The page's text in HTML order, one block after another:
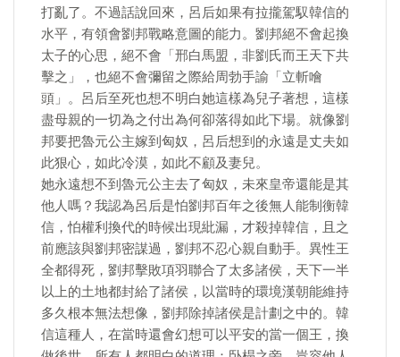
打亂了。不過話說回來，呂后如果有拉攏駕馭韓信的
水平，有領會劉邦戰略意圖的能力。劉邦絕不會起換
太子的心思，絕不會「邢白馬盟，非劉氏而王天下共
擊之」，也絕不會彌留之際給周勃手諭「立斬噲
頭」。呂后至死也想不明白她這樣為兒子著想，這樣
盡母親的一切為之付出為何卻落得如此下場。就像劉
邦要把魯元公主嫁到匈奴，呂后想到的永遠是丈夫如
此狠心，如此冷漠，如此不顧及妻兒。
​她永遠想不到魯元公主去了匈奴，未來皇帝還能是其
他人嗎？我認為呂后是怕劉邦百年之後無人能制衡韓
信，怕權利換代的時候出現紕漏，才殺掉韓信，且之
前應該與劉邦密謀過，劉邦不忍心親自動手。異性王
全都得死，劉邦擊敗項羽聯合了太多諸侯，天下一半
以上的土地都封給了諸侯，以當時的環境漢朝能維持
多久根本無法想像，劉邦除掉諸侯是計劃之中的。韓
信這種人，在當時還會幻想可以平安的當一個王，換